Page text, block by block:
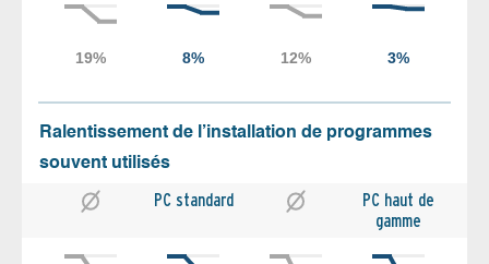
Ralentissement de l’installation de programmes
souvent utilisés
PC standard
PC haut de
gamme